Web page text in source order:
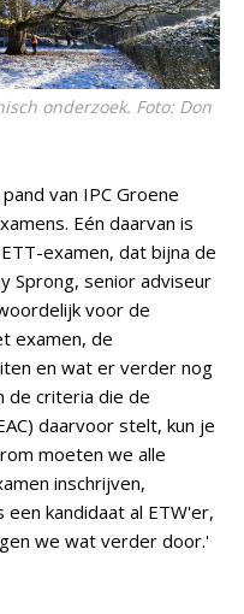
onderzoek. Foto: Don
van IPC Groene
Eén daarvan is
examen, dat bijna de
Sprong, senior adviseur
voor de
examen, de
en wat er verder nog
de criteria die de
daarvoor stelt, kun je
moeten we alle
inschrijven,
kandidaat al ETW'er,
we wat verder door.'